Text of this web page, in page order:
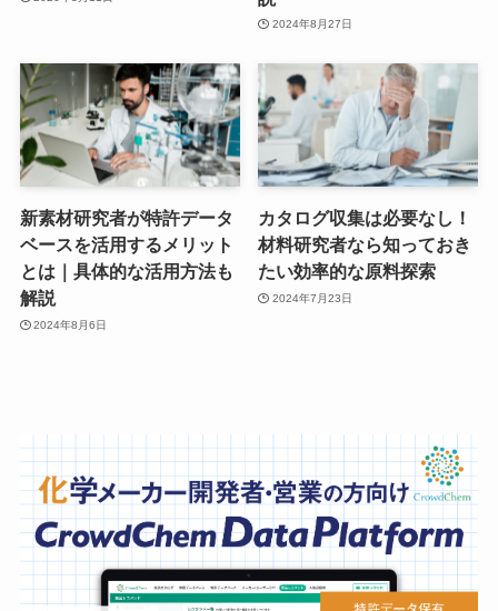
2024年8月27日
新素材研究者が特許データ
ベースを活用するメリット
とは｜具体的な活用方法も
解説
2024年8月6日
カタログ収集は必要なし！
材料研究者なら知っておき
たい効率的な原料探索
2024年7月23日